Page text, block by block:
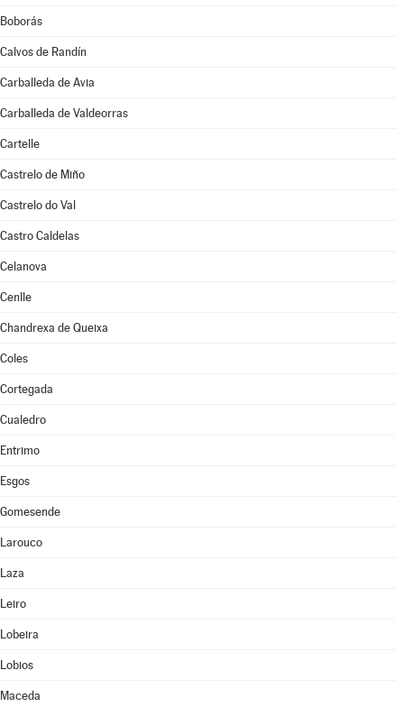
Boborás
Calvos de Randín
Carballeda de Avia
Carballeda de Valdeorras
Cartelle
Castrelo de Miño
Castrelo do Val
Castro Caldelas
Celanova
Cenlle
Chandrexa de Queixa
Coles
Cortegada
Cualedro
Entrimo
Esgos
Gomesende
Larouco
Laza
Leiro
Lobeira
Lobios
Maceda